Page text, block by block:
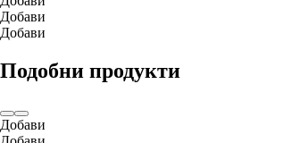
Добави
Добави
Подобни продукти
Добави